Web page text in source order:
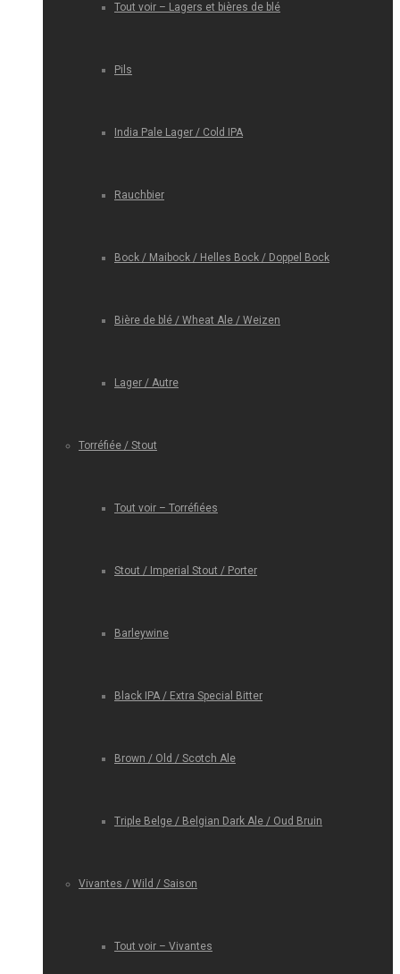
Tout voir – Lagers et bières de blé
Pils
India Pale Lager / Cold IPA
Rauchbier
Bock / Maibock / Helles Bock / Doppel Bock
Bière de blé / Wheat Ale / Weizen
Lager / Autre
Torréfiée / Stout
Tout voir – Torréfiées
Stout / Imperial Stout / Porter
Barleywine
Black IPA / Extra Special Bitter
Brown / Old / Scotch Ale
Triple Belge / Belgian Dark Ale / Oud Bruin
Vivantes / Wild / Saison
Tout voir – Vivantes